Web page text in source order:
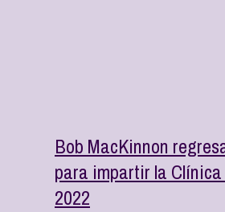
Bob MacKinnon
para impartir la
2022